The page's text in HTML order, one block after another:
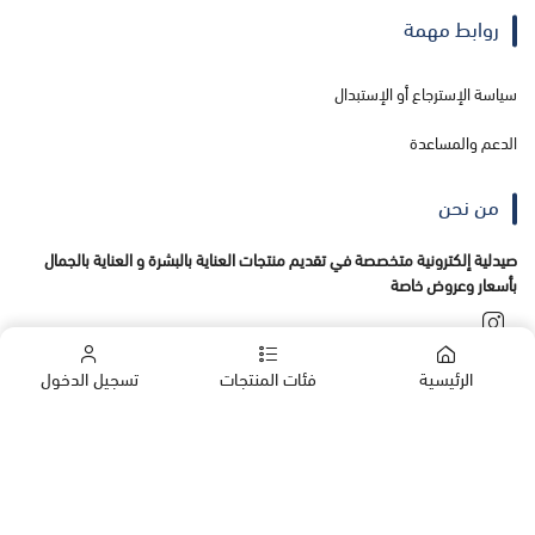
الرئيسية فئات المنتجات تسجيل الدخول
روابط مهمة
سياسة الإسترجاع أو الإستبدال
الدعم والمساعدة
من نحن
صيدلية إلكترونية متخصصة في تقديم منتجات العناية بالبشرة و العناية بالجمال
بأسعار وعروض خاصة
تواصل معنا